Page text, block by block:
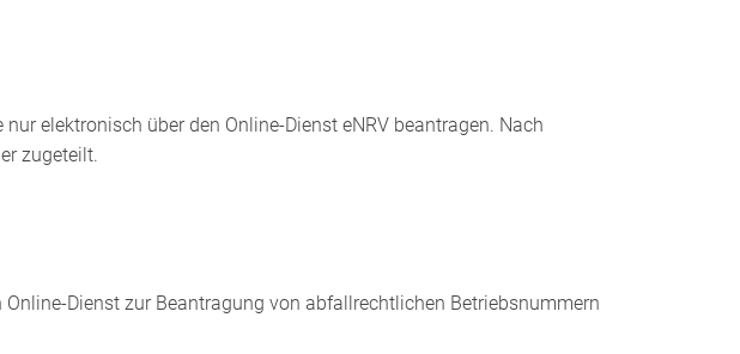
elektronisch über den Online-Dienst eNRV beantragen. Nach
zugeteilt.
Dienst zur Beantragung von abfallrechtlichen Betriebsnummern